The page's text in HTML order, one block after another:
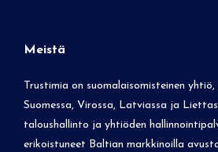
Meistä
Trustimia on suomalaisomisteinen
Suomessa, Virossa, Latviassa ja
taloushallinto ja yhtiöden
erikoistuneet Baltian markkinoilla